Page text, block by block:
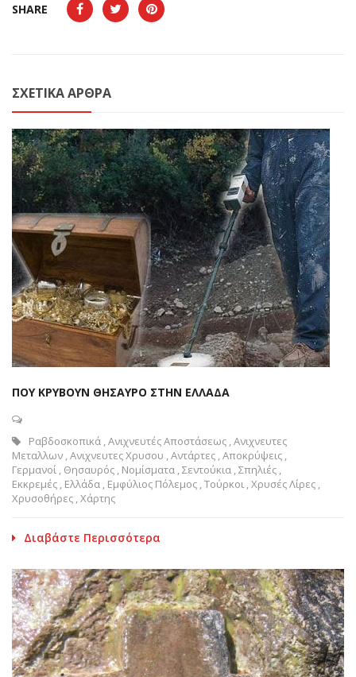
SHARE
ΣΧΕΤΙΚΆ ΆΡΘΡΑ
ΠΟΥ ΚΡΥΒΟΥΝ ΘΗΣΑΥΡΟ ΣΤΗΝ ΕΛΛΑΔΑ
Ραβδοσκοπικά ,Ανιχνευτές Αποστάσεως ,Ανιχνευτες
Μεταλλων ,Ανιχνευτες Χρυσου ,Αντάρτες ,Αποκρύψεις ,
Γερμανοί , Θησαυρός , Νομίσματα ,Σεντούκια ,Σπηλιές ,
Εκκρεμές , Ελλάδα , Εμφύλιος Πόλεμος ,Τούρκοι ,Χρυσές Λίρες ,
Χρυσοθήρες ,Χάρτης
Διαβάστε Περισσότερα